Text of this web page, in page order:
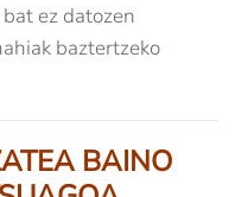
ez datozen
baztertzeko
BAINO